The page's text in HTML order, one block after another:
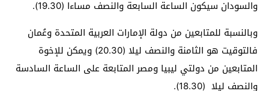
والسودان سيكون الساعة السابعة والنصف مساءا (19.30).
وبالنسبة للمتابعين من دولة الإمارات العربية المتحدة وعُمان
فالتوقيت هو الثامنة والنصف ليلا (20.30) ويمكن للإخوة
المتابعين من دولتي ليبيا ومصر المتابعة على الساعة السادسة
والنصف ليلا (18.30).